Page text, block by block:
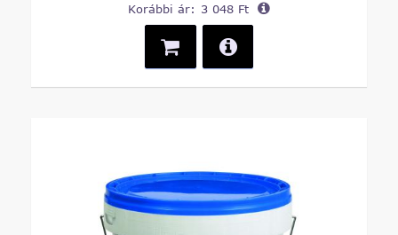
Korábbi ár: 3 048 Ft